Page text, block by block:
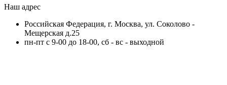
Наш адрес
Российская Федерация, г. Москва, ул. Соколово -
Мещерская д.25
пн-пт с 9-00 до 18-00, сб - вс - выходной